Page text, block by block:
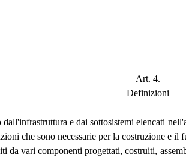
Art. 4.
Definizioni
e dai sottosistemi elencati
che sono necessarie per la costruzione e
da vari componenti progettati, costruiti,